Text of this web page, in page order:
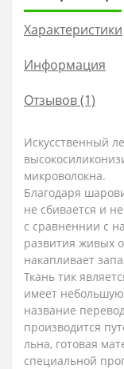
Характеристики
Информация
Отзывов (1)
Искусственный
микроволокна.
Благодаря
не сбивается и
с сравненнии с
развития живых
накапливает
Ткань тик
имеет
название
производится
льна, готовая
специальной